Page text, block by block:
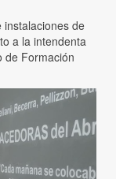
instalaciones de
a la intendenta
de Formación